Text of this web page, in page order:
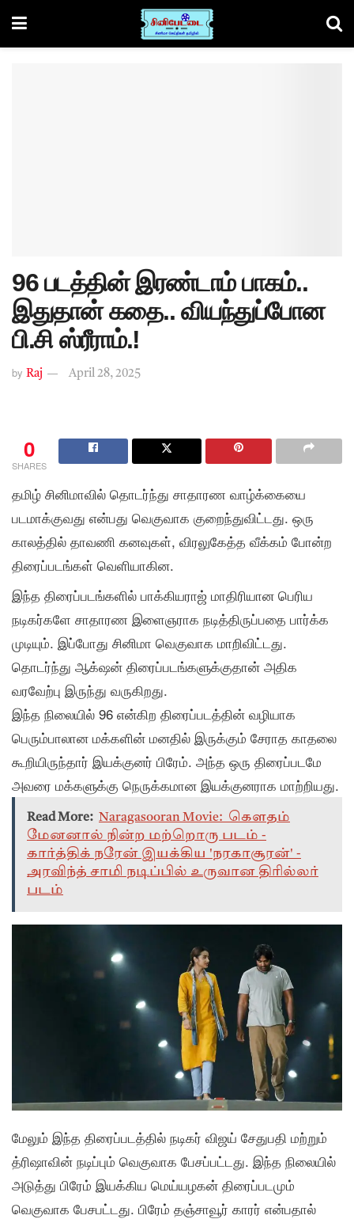
96 படத்தின் இரண்டாம் பாகம்..
இதுதான் கதை.. வியந்துப்போன
பி.சி ஸ்ரீராம்.!
by Raj April 28, 2025
0
SHARES
தமிழ் சினிமாவில் தொடர்ந்து சாதாரண வாழ்க்கையை
படமாக்குவது என்பது வெகுவாக குறைந்துவிட்டது. ஒரு
காலத்தில் தாவணி கனவுகள், விரலுகேத்த வீக்கம் போன்ற
திரைப்படங்கள் வெளியாகின.
இந்த திரைப்படங்களில் பாக்கியராஜ் மாதிரியான பெரிய
நடிகர்களே சாதாரண இளைஞராக நடித்திருப்பதை பார்க்க
முடியும். இப்போது சினிமா வெகுவாக மாறிவிட்டது.
தொடர்ந்து ஆக்‌ஷன் திரைப்படங்களுக்குதான் அதிக
வரவேற்பு இருந்து வருகிறது.
இந்த நிலையில் 96 என்கிற திரைப்படத்தின் வழியாக
பெரும்பாலான மக்களின் மனதில் இருக்கும் சேராத காதலை
கூறியிருந்தார் இயக்குனர் பிரேம். அந்த ஒரு திரைப்படமே
அவரை மக்களுக்கு நெருக்கமான இயக்குனராக மாற்றியது.
Read More: Naragasooran Movie: கௌதம்
மேனனால் நின்ற மற்றொரு படம் -
கார்த்திக் நரேன் இயக்கிய 'நரகாசூரன்' -
அரவிந்த் சாமி நடிப்பில் உருவான திரில்லர்
படம்
மேலும் இந்த திரைப்படத்தில் நடிகர் விஜய் சேதுபதி மற்றும்
த்ரிஷாவின் நடிப்பும் வெகுவாக பேசப்பட்டது. இந்த நிலையில்
அடுத்து பிரேம் இயக்கிய மெய்யழகன் திரைப்படமும்
வெகுவாக பேசபட்டது. பிரேம் தஞ்சாவூர் காரர் என்பதால்